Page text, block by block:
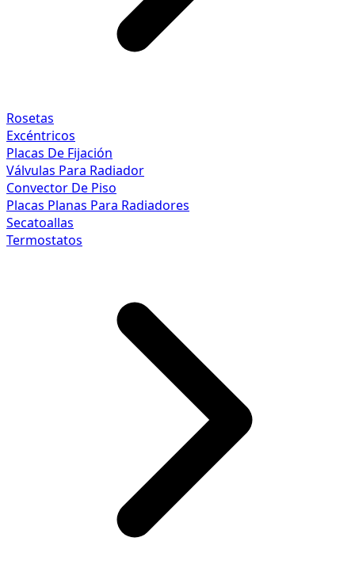
Rosetas
Excéntricos
Placas De Fijación
Válvulas Para Radiador
Convector De Piso
Placas Planas Para Radiadores
Secatoallas
Termostatos